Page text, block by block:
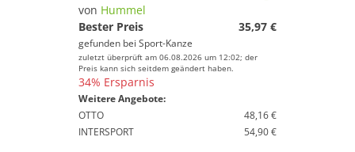
von Hummel
Bester Preis
35,97 €
gefunden bei Sport-Kanze
zuletzt überprüft am 06.08.2026 um 12:02; der
Preis kann sich seitdem geändert haben.
34% Ersparnis
Weitere Angebote:
OTTO
48,16 €
INTERSPORT
54,90 €